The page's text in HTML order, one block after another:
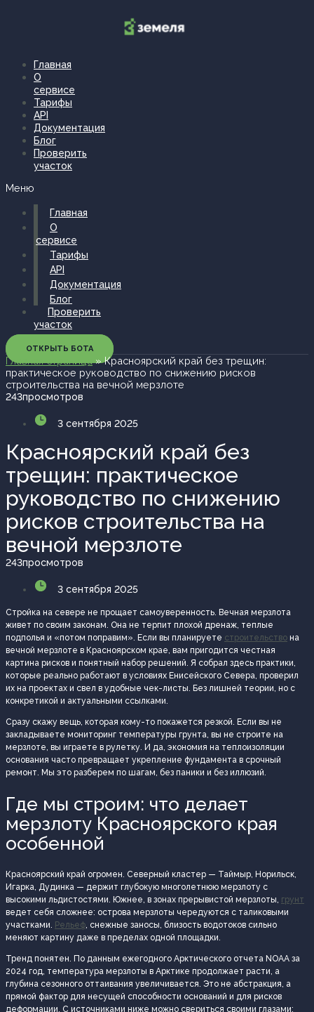
Главная
О
сервисе
Тарифы
API
Документация
Блог
Проверить
участок
Меню
Главная
О
сервисе
Тарифы
API
Документация
Блог
Проверить
участок
ОТКРЫТЬ БОТА
Главная страница»Красноярский край без трещин:
практическое руководство по снижению рисков
строительства на вечной мерзлоте
просмотров
243
3 сентября 2025
Красноярский край без
трещин: практическое
руководство по снижению
рисков строительства на
вечной мерзлоте
просмотров
243
3 сентября 2025
Стройка на севере не прощает самоуверенность. Вечная мерзлота
живет по своим законам. Она не терпит плохой дренаж, теплые
подполья и «потом поправим». Если вы планируете строительство на
вечной мерзлоте в Красноярском крае, вам пригодится честная
картина рисков и понятный набор решений. Я собрал здесь практики,
которые реально работают в условиях Енисейского Севера, проверил
их на проектах и свел в удобные чек-листы. Без лишней теории, но с
конкретикой и актуальными ссылками.
Сразу скажу вещь, которая кому-то покажется резкой. Если вы не
закладываете мониторинг температуры грунта, вы не строите на
мерзлоте, вы играете в рулетку. И да, экономия на теплоизоляции
основания часто превращает укрепление фундамента в срочный
ремонт. Мы это разберем по шагам, без паники и без иллюзий.
Где мы строим: что делает
мерзлоту Красноярского края
особенной
Красноярский край огромен. Северный кластер — Таймыр, Норильск,
Игарка, Дудинка — держит глубокую многолетнюю мерзлоту с
высокими льдистостями. Южнее, в зонах прерывистой мерзлоты, грунт
ведет себя сложнее: острова мерзлоты чередуются с таликовыми
участками. Рельеф, снежные заносы, близость водотоков сильно
меняют картину даже в пределах одной площадки.
Тренд понятен. По данным ежегодного Арктического отчета NOAA за
2024 год, температура мерзлоты в Арктике продолжает расти, а
глубина сезонного оттаивания увеличивается. Это не абстракция, а
прямой фактор для несущей способности оснований и для рисков
деформации. С источниками ниже можно свериться своими глазами: